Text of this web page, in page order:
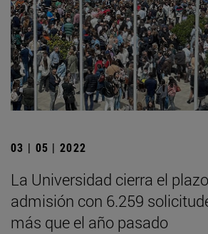
03 | 05 | 2022
La Universidad cierra el
admisión con 6.259
más que el año pasado